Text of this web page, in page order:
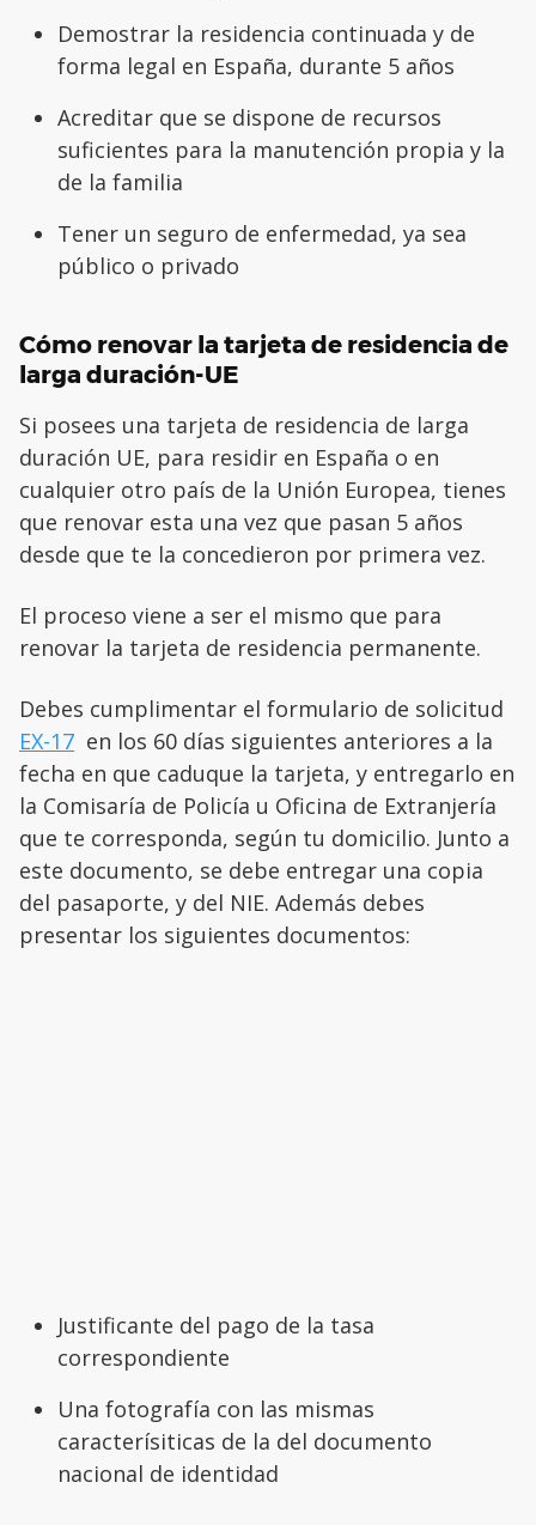
Demostrar la residencia continuada y de
forma legal en España, durante 5 años
Acreditar que se dispone de recursos
suficientes para la manutención propia y la
de la familia
Tener un seguro de enfermedad, ya sea
público o privado
Cómo renovar la tarjeta de residencia de
larga duración-UE
Si posees una tarjeta de residencia de larga
duración UE, para residir en España o en
cualquier otro país de la Unión Europea, tienes
que renovar esta una vez que pasan 5 años
desde que te la concedieron por primera vez.
El proceso viene a ser el mismo que para
renovar la tarjeta de residencia permanente.
Debes cumplimentar el formulario de solicitud
EX-17 en los 60 días siguientes anteriores a la
fecha en que caduque la tarjeta, y entregarlo en
la Comisaría de Policía u Oficina de Extranjería
que te corresponda, según tu domicilio. Junto a
este documento, se debe entregar una copia
del pasaporte, y del NIE. Además debes
presentar los siguientes documentos:
Justificante del pago de la tasa
correspondiente
Una fotografía con las mismas
caracterísiticas de la del documento
nacional de identidad